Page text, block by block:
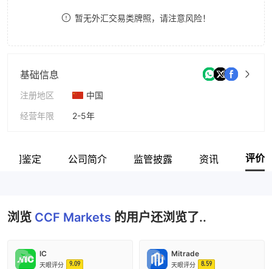
暂无外汇交易类牌照，请注意风险！
基础信息
注册地区
中国
经营年限
2-5年
官网鉴定 公司简介 监管披露 资讯 评价
浏览 CCF Markets 的用户还浏览了..
IC
天眼评分 9.09
Mitrade
天眼评分 8.59